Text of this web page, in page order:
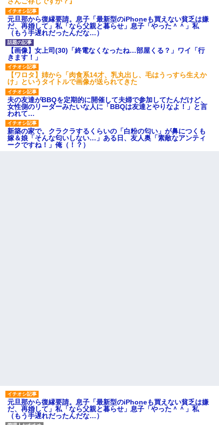
元旦那から復縁要請。息子「最新型のiPhoneも買えない貧乏は嫌
だ、再婚して」私「なら父親と暮らせ」息子「やった＾＾」私
（もう手遅れだったんだな…）
【画像】女上司(30)「終電なくなったね…部屋くる？」ワイ「行
きます！」
【ワロタ】姉から「肉食系14才、乳丸出し、毛はうっすら生えか
け」というタイトルで画像が送られてきた
夫の友達がBBQを定期的に開催して夫婦で参加してたんだけど、
女性側のリーダーみたいな人に「BBQは友達とやりなよ！」と言
われて…
新築の家で。クラクラするくらいの「白粉の匂い」が鼻につくも
嫁＆娘「そんな匂いしない…」ある日、友人奥「素敵なアンティ
ークですね！」俺（！？）
元旦那から復縁要請。息子「最新型のiPhoneも買えない貧乏は嫌
だ、再婚して」私「なら父親と暮らせ」息子「やった＾＾」私
（もう手遅れだったんだな…）